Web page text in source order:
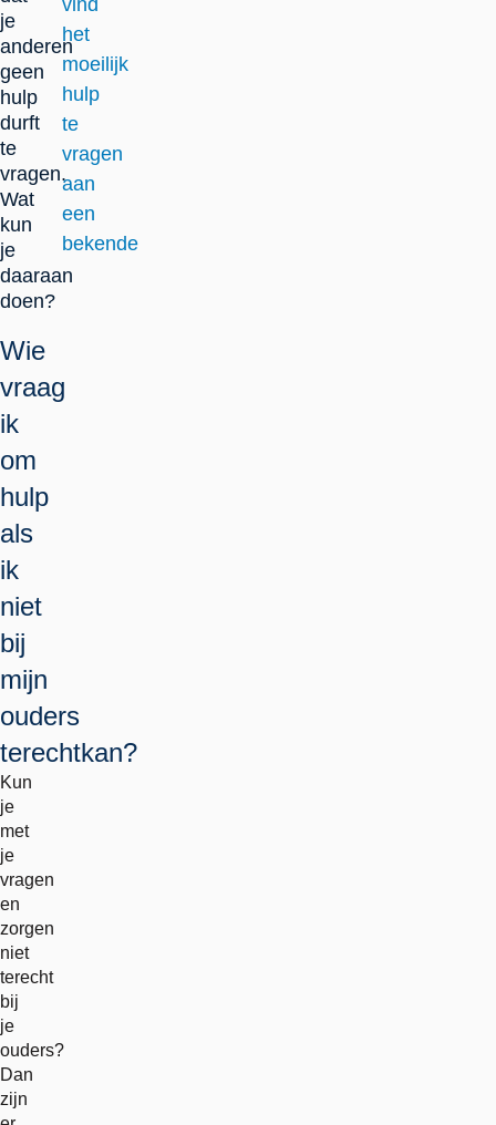
je
anderen
geen
hulp
durft
te
vragen.
Wat
kun
je
daaraan
doen?
vind
het
moeilijk
hulp
te
vragen
aan
een
bekende
Wie
vraag
ik
om
hulp
als
ik
niet
bij
mijn
ouders
terechtkan?
Kun
je
met
je
vragen
en
zorgen
niet
terecht
bij
je
ouders?
Dan
zijn